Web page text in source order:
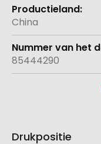
China
85444290
Drukpositie